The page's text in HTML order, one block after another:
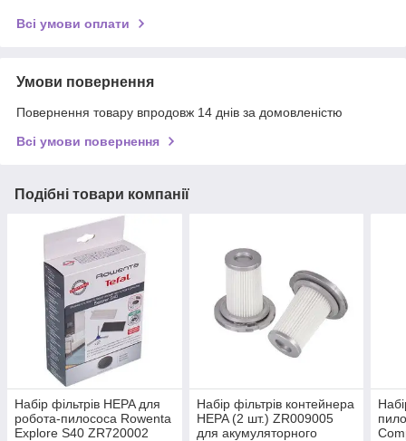
Всі умови оплати
Умови повернення
Повернення товару впродовж 14 днів за домовленістю
Всі умови повернення
Подібні товари компанії
Набір фільтрів HEPA для
робота-пилососа Rowenta
Explore S40 ZR720002
Набір фільтрів контейнера
HEPA (2 шт.) ZR009005
для акумуляторного